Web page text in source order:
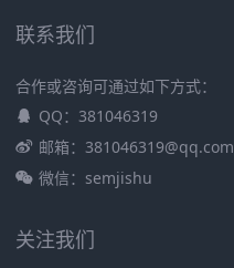
联系我们
合作或咨询可通过如下方式：
QQ：381046319
邮箱：381046319@qq.com
微信：semjishu
关注我们